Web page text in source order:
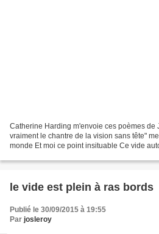
Catherine Harding m'envoie ces poèmes de
vraiment le chantre de la vision sans tête"
monde Et moi ce point insituable Ce vide
le vide est plein à ras bords
Publié le 30/09/2015 à 19:55
Par josleroy